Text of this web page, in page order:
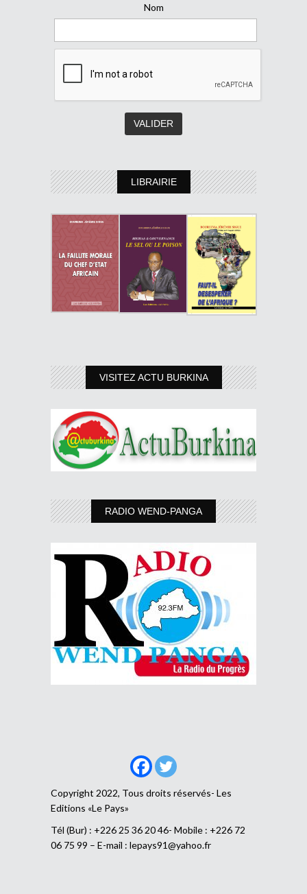
Nom
LIBRAIRIE
VISITEZ ACTU BURKINA
RADIO WEND-PANGA
Copyright 2022, Tous droits réservés- Les
Editions «Le Pays»
Tél (Bur) : +226 25 36 20 46- Mobile : +226 72
06 75 99 – E-mail : lepays91@yahoo.fr